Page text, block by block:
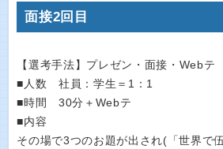
面接2回目
【選考手法】プレゼン・面接・Webテ
■人数 社員：学生＝1：1
■時間 30分＋Webテ
■内容
その場で3つのお題が出され(「世界で